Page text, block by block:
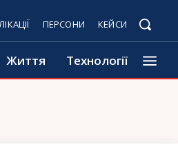
ПЕРСОНИ КЕЙСИ
Життя Технології